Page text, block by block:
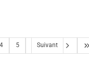
4 5 Suivant